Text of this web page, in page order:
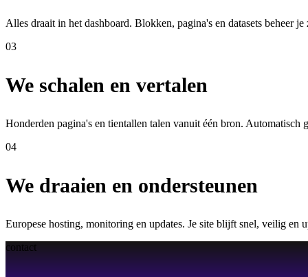
Alles draait in het dashboard. Blokken, pagina's en datasets beheer
03
We schalen en vertalen
Honderden pagina's en tientallen talen vanuit één bron. Automatisch
04
We draaien en ondersteunen
Europese hosting, monitoring en updates. Je site blijft snel, veilig en
contact